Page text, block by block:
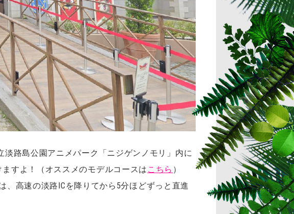
淡路島公園アニメパーク「ニジゲンノモリ」内に
すよ！（オススメのモデルコースは こちら ）
、高速の淡路ICを降りてから5分ほどずっと直進